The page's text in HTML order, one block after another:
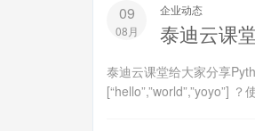
09
08月
企业动态
泰迪云课
泰迪云课堂给大家分享
[“hello”,”world”,”yoyo”]